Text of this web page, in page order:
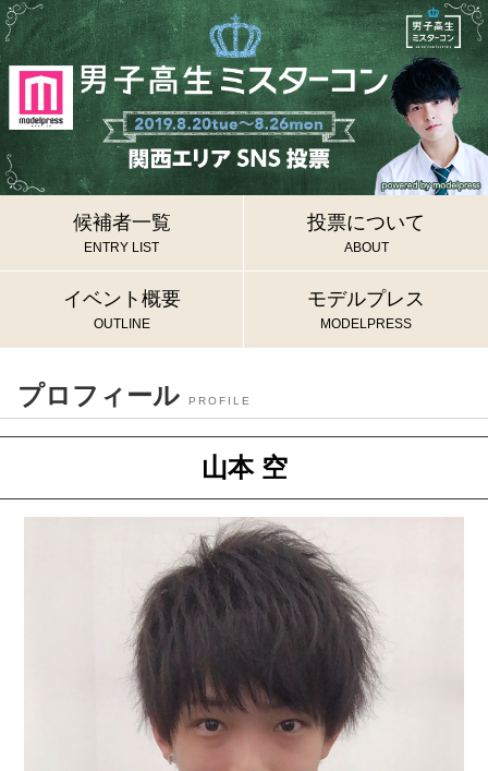
候補者一覧
ENTRY LIST
投票について
ABOUT
イベント概要
OUTLINE
モデルプレス
MODELPRESS
プロフィール PROFILE
山本 空